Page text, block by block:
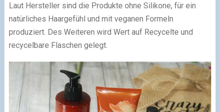
Laut Hersteller sind die Produkte ohne Silikone, für ein
natürliches Haargefühl und mit veganen Formeln
produziert. Des Weiteren wird Wert auf Recycelte und
recycelbare Flaschen gelegt.